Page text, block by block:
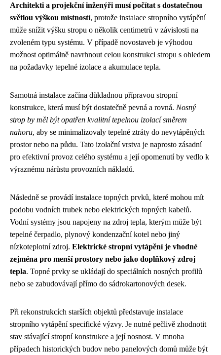
Architekti a projekční inženýři musí počítat s dostatečnou
světlou výškou místností, protože instalace stropního vytápění
může snížit výšku stropu o několik centimetrů v závislosti na
zvoleném typu systému. V případě novostaveb je výhodou
možnost optimálně navrhnout celou konstrukci stropu s ohledem
na požadavky tepelné izolace a akumulace tepla.
Samotná instalace začína důkladnou přípravou stropní
konstrukce, která musí být dostatečně pevná a rovná. Nosný
strop by měl být opatřen kvalitní tepelnou izolací směrem
nahoru, aby se minimalizovaly tepelné ztráty do nevytápěných
prostor nebo na půdu. Tato izolační vrstva je naprosto zásadní
pro efektivní provoz celého systému a její opomenutí by vedlo k
výraznému nárůstu provozních nákladů.
Následně se provádí instalace topných prvků, které mohou mít
podobu vodních trubek nebo elektrických topných kabelů.
Vodní systémy jsou napojeny na zdroj tepla, kterým může být
tepelné čerpadlo, plynový kondenzační kotel nebo jiný
nízkoteplotní zdroj. Elektrické stropní vytápění je vhodné
zejména pro menší prostory nebo jako doplňkový zdroj
tepla. Topné prvky se ukládají do speciálních nosných profilů
nebo se zabudovávají přímo do sádrokartonových desek.
Při rekonstrukcích starších objektů představuje instalace
stropního vytápění specifické výzvy. Je nutné pečlivě zhodnotit
stav stávající stropní konstrukce a její nosnost. V mnoha
případech historických budov nebo panelových domů může být